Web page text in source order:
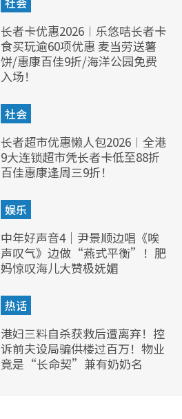
长者卡优惠2026︱乐悠咭长者卡
食买玩逾60项优惠 麦当劳送薯
饼/惠康百佳9折/海洋公园免费
入场！
社会
长者超市优惠懒人包2026︱全港
9大连锁超市凭长者卡低至88折
百佳惠康逢周三9折！
娱乐
中年好声音4｜尹景顺边唱《唉
声叹气》边做“燕式平衡”！肥
妈惊叹海儿大赞极妩媚
热话
港妇三料自杀获救后遭离弃！控
诉前夫设局骗供楼过百万！物业
竟是“长命契”兼有奶奶名